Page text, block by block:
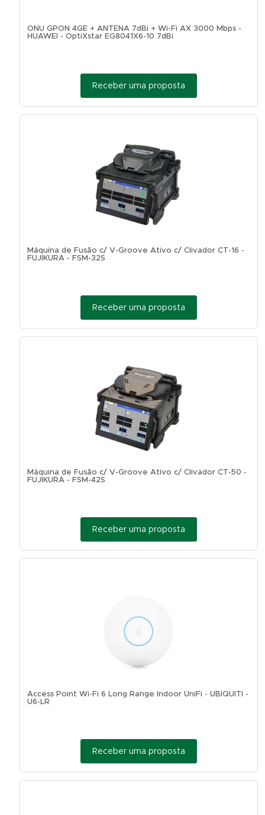
ONU GPON 4GE + ANTENA 7dBi + Wi-Fi AX 3000 Mbps -
HUAWEI - OptiXstar EG8041X6-10 7dBi
Receber uma proposta
Máquina de Fusão c/ V-Groove Ativo c/ Clivador CT-16 -
FUJIKURA - FSM-32S
Receber uma proposta
Máquina de Fusão c/ V-Groove Ativo c/ Clivador CT-50 -
FUJIKURA - FSM-42S
Receber uma proposta
Access Point Wi-Fi 6 Long Range Indoor UniFi - UBIQUITI -
U6-LR
Receber uma proposta